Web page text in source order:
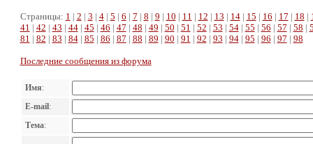
Страницы: 1 | 2 | 3 | 4| 5 | 6 | 7 | 8 | 9 | 10 | 11 | 12 | 13 | 14| 15 | 16 | 17 | 18 |
41 | 42 | 43 | 44| 45 | 46 | 47 | 48 | 49 | 50 | 51 | 52 | 53 | 54| 55 | 56 | 57 | 58 |
81 | 82 | 83 | 84| 85 | 86 | 87 | 88 | 89 | 90 | 91 | 92 | 93 | 94| 95 | 96 | 97 | 98
Последние сообщения из форума
Имя:
E-mail:
Тема: